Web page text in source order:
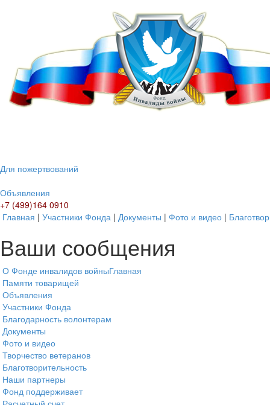
Для пожертвований
Объявления
+7 (499)164 0910
Главная | Участники Фонда | Документы | Фото и видео |
Ваши сообщения
Главная
О Фонде инвалидов войны
Памяти товарищей
Объявления
Участники Фонда
Благодарность волонтерам
Документы
Фото и видео
Творчество ветеранов
Благотворительность
Наши партнеры
Фонд поддерживает